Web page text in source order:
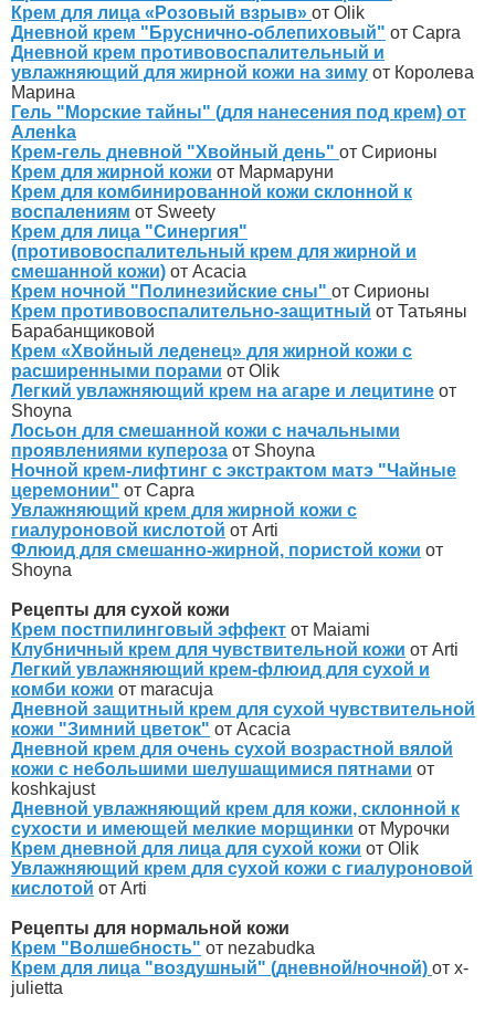
Крем для лица «Розовый взрыв» от Olik
Дневной крем "Бруснично-облепиховый" от Capra
Дневной крем противовоспалительный и
увлажняющий для жирной кожи на зиму от Королева
Марина
Гель "Морские тайны" (для нанесения под крем) от
Аленka
Крем-гель дневной "Хвойный день" от Сирионы
Крем для жирной кожи от Мармаруни
Крем для комбинированной кожи склонной к
воспалениям от Sweety
Крем для лица "Синергия"
(противовоспалительный крем для жирной и
смешанной кожи) от Acacia
Крем ночной "Полинезийские сны" от Сирионы
Крем противовоспалительно-защитный от Татьяны
Барабанщиковой
Крем «Хвойный леденец» для жирной кожи с
расширенными порами от Olik
Легкий увлажняющий крем на агаре и лецитине от
Shoyna
Лосьон для смешанной кожи с начальными
проявлениями купероза от Shoyna
Ночной крем-лифтинг с экстрактом матэ "Чайные
церемонии" от Capra
Увлажняющий крем для жирной кожи с
гиалуроновой кислотой от Arti
Флюид для смешанно-жирной, пористой кожи от
Shoyna
Рецепты для сухой кожи
Крем постпилинговый эффект от Maiami
Клубничный крем для чувствительной кожи от Arti
Легкий увлажняющий крем-флюид для сухой и
комби кожи от maracuja
Дневной защитный крем для сухой чувствительной
кожи "Зимний цветок" от Acacia
Дневной крем для очень сухой возрастной вялой
кожи с небольшими шелушащимися пятнами от
koshkajust
Дневной увлажняющий крем для кожи, склонной к
сухости и имеющей мелкие морщинки от Мурочки
Крем дневной для лица для сухой кожи от Olik
Увлажняющий крем для сухой кожи с гиалуроновой
кислотой от Arti
Рецепты для нормальной кожи
Крем "Волшебность" от nezabudka
Крем для лица "воздушный" (дневной/ночной) от x-
julietta